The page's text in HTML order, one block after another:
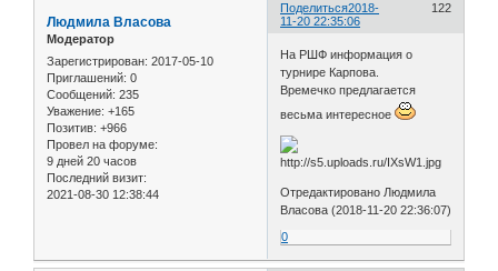
Поделиться 122
2018-
11-20 22:35:06
Людмила Власова
Модератор
Зарегистрирован: 2017-05-10
Приглашений: 0
Сообщений: 235
Уважение: +165
Позитив: +966
Провел на форуме:
9 дней 20 часов
Последний визит:
2021-08-30 12:38:44
На РШФ информация о
турнире Карпова.
Времечко предлагается
весьма интересное
Отредактировано Людмила
Власова (2018-11-20 22:36:07)
0